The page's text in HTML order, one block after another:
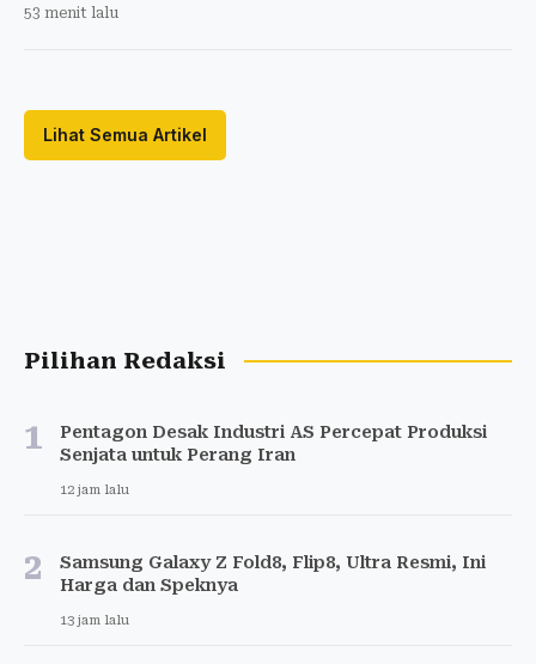
53 menit lalu
Lihat Semua Artikel
Pilihan Redaksi
1
Pentagon Desak Industri AS Percepat Produksi
Senjata untuk Perang Iran
12 jam lalu
2
Samsung Galaxy Z Fold8, Flip8, Ultra Resmi, Ini
Harga dan Speknya
13 jam lalu